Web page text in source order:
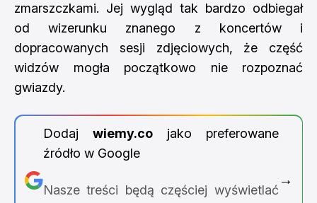
zmarszczkami. Jej wygląd tak bardzo odbiegał
od wizerunku znanego z koncertów i
dopracowanych sesji zdjęciowych, że część
widzów mogła początkowo nie rozpoznać
gwiazdy.
Dodaj wiemy.cojako preferowane
źródło w Google
Nasze treści będą częściej wyświetlać
→